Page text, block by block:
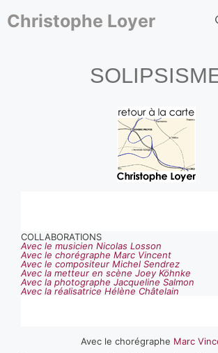
contenu
Christophe Loyer
COLLABORATIONS
Avec le musicien Nicolas Losson
Avec le chorégraphe Marc Vincent
Avec le compositeur Michel Sendrez
Avec la metteur en scène JoeyKöhnke
Avec la photographe Jacqueline Salmon
Avec la réalisatrice Hélène Châtelain
Avec le chorégraphe Marc